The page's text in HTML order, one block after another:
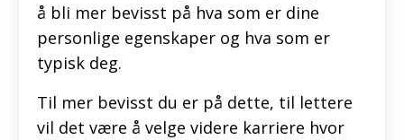
å bli mer bevisst på hva som er dine
personlige egenskaper og hva som er
typisk deg.
Til mer bevisst du er på dette, til lettere
vil det være å velge videre karriere hvor